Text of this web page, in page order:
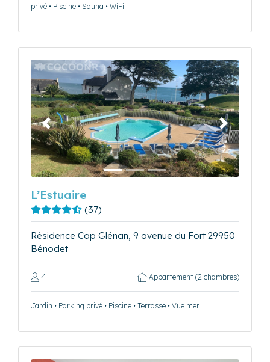
privé • Piscine • Sauna • WiFi
Précédent Suivant
L’Estuaire
(37)
Résidence Cap Glénan, 9 avenue du Fort 29950
Bénodet
4 Appartement (2 chambres)
Jardin • Parking privé • Piscine • Terrasse • Vue mer